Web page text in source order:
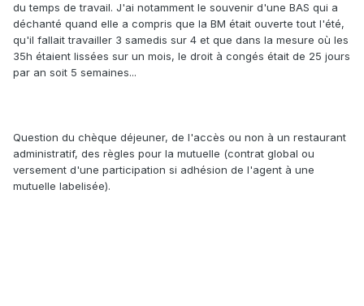
du temps de travail. J'ai notamment le souvenir d'une BAS qui a
déchanté quand elle a compris que la BM était ouverte tout l'été,
qu'il fallait travailler 3 samedis sur 4 et que dans la mesure où les
35h étaient lissées sur un mois, le droit à congés était de 25 jours
par an soit 5 semaines...
Question du chèque déjeuner, de l'accès ou non à un restaurant
administratif, des règles pour la mutuelle (contrat global ou
versement d'une participation si adhésion de l'agent à une
mutuelle labelisée).